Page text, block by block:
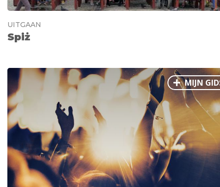
UITGAAN
Spiż
MIJN